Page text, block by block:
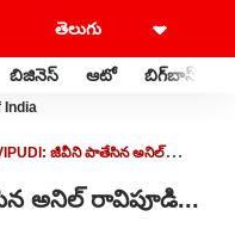
బిజినెస్ ఆటో బిగ్‌బాస్
India
జీవీని పాతేసిన అనిల్
అనిల్ రావిపూడి...